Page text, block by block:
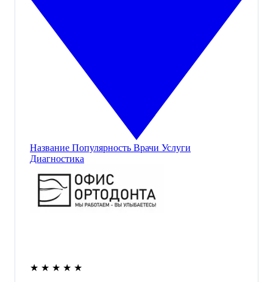
Название Популярность Врачи Услуги
Диагностика
★ ★ ★ ★ ★